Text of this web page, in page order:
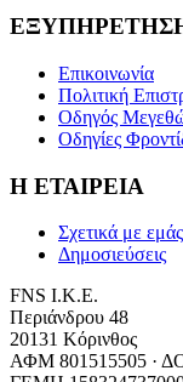
Επικοινωνία
Πολιτική
Οδηγός
Οδηγίες
Η ΕΤΑΙΡΕΙΑ
Σχετικά με εμάς
Δημοσιεύσεις
FNS Ι.Κ.Ε.
Περιάνδρου 48
20131 Κόρινθος
ΑΦΜ 801515505 ·